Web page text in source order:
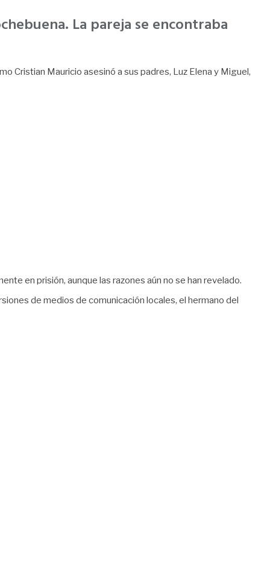
La pareja se encontraba
Cristian Mauricio asesinó a sus padres, Luz Elena y Miguel,
en prisión, aunque las razones aún no se han revelado.
de medios de comunicación locales, el hermano del